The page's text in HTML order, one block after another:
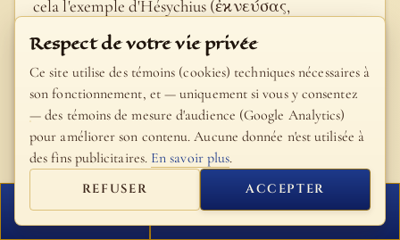
cela l'exemple d'Hésychius (ἐϰνεύσας,
ἐϰϰολυμβήσας), ce qui lui donnerait la
signification de « nager, émerger », par suite «
évader » ; mais il est préférable de le faire dériver
de ἐϰ et νεύω, « je plie, je m'incline » ; il signifie
alors proprement : « le corps incliné, la tête
penchée », ainsi que cela arrive quand on veut
sortir d'une foule pressée. Cf. Bretschneider,
FERMER PROCHAIN VERSET
Respect de votre vie privée
Ce site utilise des témoins (cookies) techniques nécessaires à
son fonctionnement, et — uniquement si vous y consentez
— des témoins de mesure d'audience (Google Analytics)
pour améliorer son contenu. Aucune donnée n'est utilisée à
des fins publicitaires. En savoir plus.
REFUSER ACCEPTER